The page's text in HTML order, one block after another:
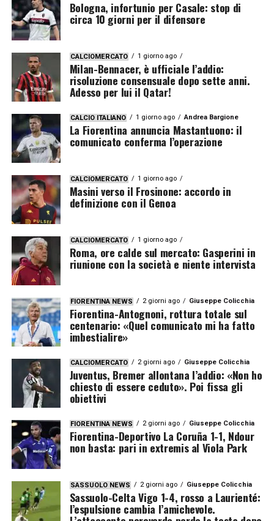
Bologna, infortunio per Casale: stop di
circa 10 giorni per il difensore
CALCIOMERCATO 1 giorno ago
Milan-Bennacer, è ufficiale l’addio:
risoluzione consensuale dopo sette anni.
Adesso per lui il Qatar!
CALCIO ITALIANO 1 giorno ago Andrea Bargione
La Fiorentina annuncia Mastantuono: il
comunicato conferma l’operazione
CALCIOMERCATO 1 giorno ago
Masini verso il Frosinone: accordo in
definizione con il Genoa
CALCIOMERCATO 1 giorno ago
Roma, ore calde sul mercato: Gasperini in
riunione con la società e niente intervista
FIORENTINA NEWS 2 giorni ago Giuseppe Colicchia
Fiorentina-Antognoni, rottura totale sul
centenario: «Quel comunicato mi ha fatto
imbestialire»
CALCIOMERCATO 2 giorni ago Giuseppe Colicchia
Juventus, Bremer allontana l’addio: «Non ho
chiesto di essere ceduto». Poi fissa gli
obiettivi
FIORENTINA NEWS 2 giorni ago Giuseppe Colicchia
Fiorentina-Deportivo La Coruña 1-1, Ndour
non basta: pari in extremis al Viola Park
SASSUOLO NEWS 2 giorni ago Giuseppe Colicchia
Sassuolo-Celta Vigo 1-4, rosso a Laurienté:
l’espulsione cambia l’amichevole.